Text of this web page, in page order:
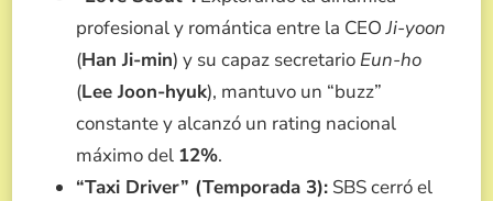
profesional y romántica entre la CEOJi-yoon
(Han Ji-min) y su capaz secretario Eun-ho
(Lee Joon-hyuk), mantuvo un “buzz”
constante y alcanzó un rating nacional
máximo del 12%.
“Taxi Driver” (Temporada 3): SBS cerró el